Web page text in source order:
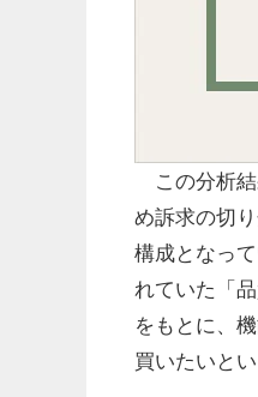
この分析結
め訴求の切
構成となっ
れていた「
をもとに、
買いたいと